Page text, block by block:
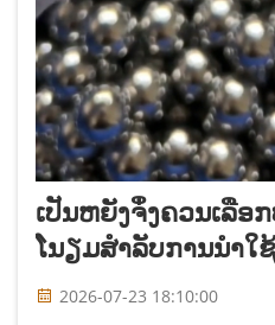
ເປັນຫຍັງຈຶ່ງຄວນເລືອ
ໂນຽມສຳລັບການນຳໃ
2026-07-23 18:10:00